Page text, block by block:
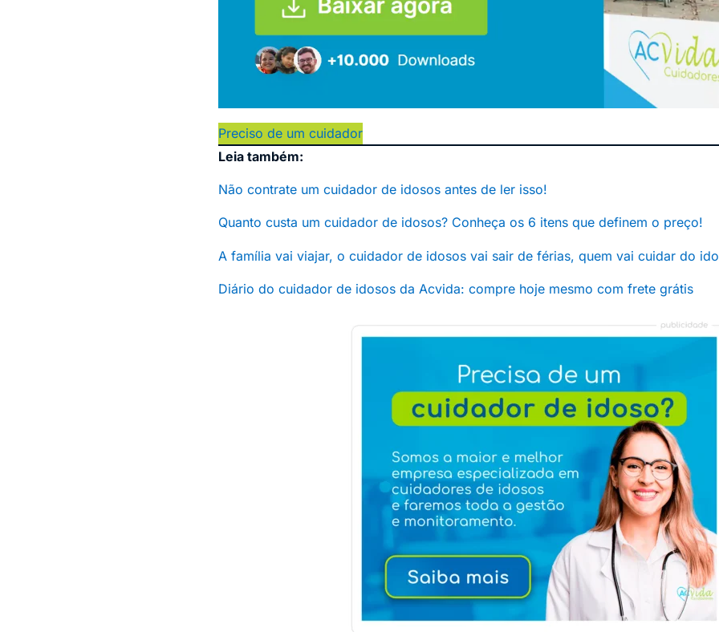
Preciso de um cuidador
Leia também:
Não contrate um cuidador de idosos antes de ler isso!
Quanto custa um cuidador de idosos? Conheça os 6 itens que definem o preço!
A família vai viajar, o cuidador de idosos vai sair de férias, quem vai cuidar do
Diário do cuidador de idosos da Acvida: compre hoje mesmo com frete grátis